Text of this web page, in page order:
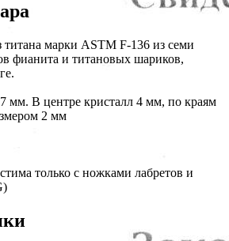
титана марки ASTM F-136 из семи
фианита и титановых шариков,
мм. В центре кристалл 4 мм, по краям
2 мм
только с ножками лабретов и